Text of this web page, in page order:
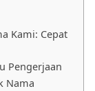
Kami: Cepat
Pengerjaan
Nama